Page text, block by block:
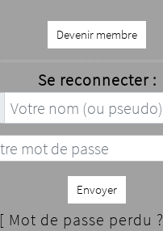
Devenir membre
Se reconnecter :
Envoyer
[ Mot de passe perdu ?